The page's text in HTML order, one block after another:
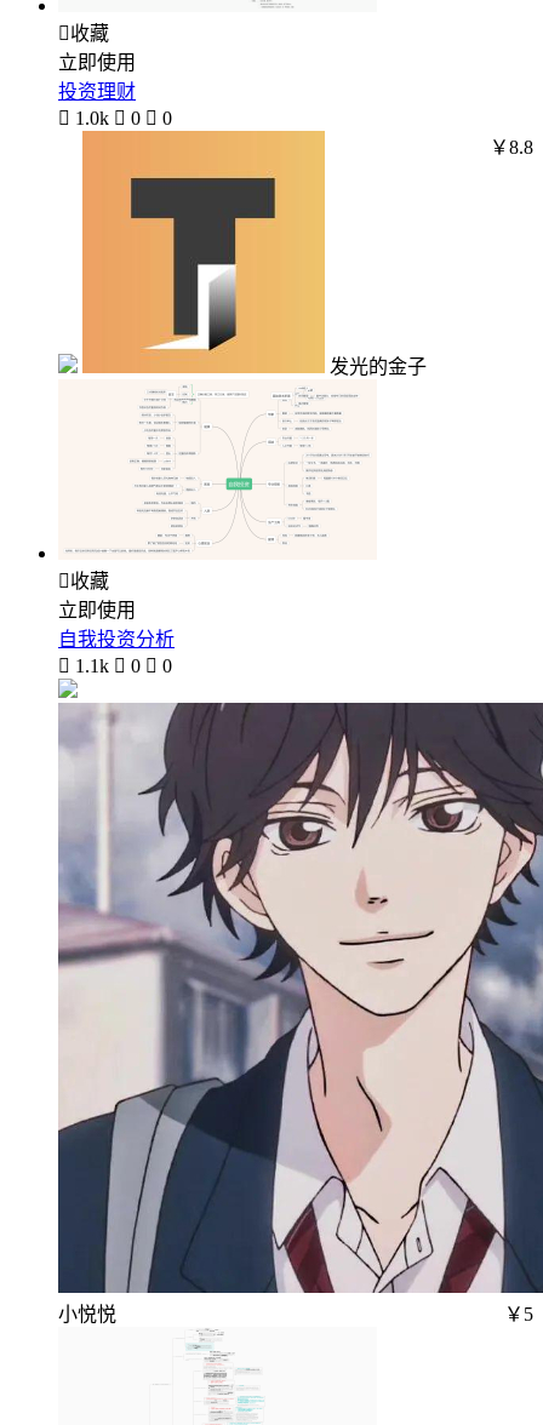
收藏
立即使用
投资理财
 1.0k  0  0
发光的金子
￥8.8
收藏
立即使用
自我投资分析
 1.1k  0  0
小悦悦 ￥5